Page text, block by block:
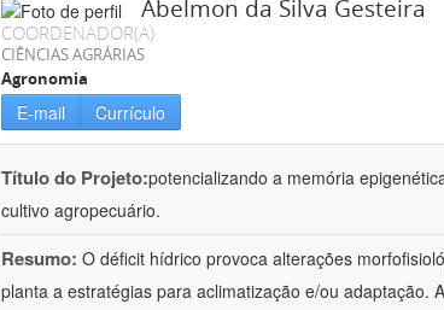
Abelmon da Silva Gesteira
COORDENADOR(A)
CIÊNCIAS AGRÁRIAS
Agronomia
E-mail Currículo
Título do Projeto:potencializando a memória
cultivo agropecuário.
Resumo: O déficit hídrico provoca alterações
planta a estratégias para aclimatização e/ou adaptação.